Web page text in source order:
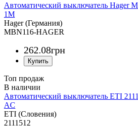
Автоматический выключатель Hager
1M
Hager (Германия)
MBN116-HAGER
262.08грн
Топ продаж
Автоматический выключатель ETI
AC
ETI (Словения)
2111512